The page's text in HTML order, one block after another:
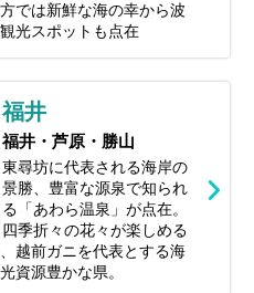
では新鮮な海の幸から波
光スポットも点在
福井
福井・芦原・勝山
東尋坊に代表される海岸の
景勝、豊富な源泉で知られ
る「あわら温泉」が点在。
四季折々の花々が楽しめる
越前ガニを代表とする海
資源豊かな県。